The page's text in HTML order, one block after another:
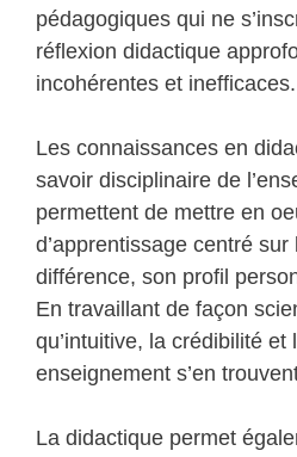
pédagogiques qui ne
réflexion didactique
incohérentes et inefficaces.
Les connaissances en
savoir disciplinaire de
permettent de mettre en
d’apprentissage centré sur
différence, son profil
En travaillant de façon
qu’intuitive, la crédibilité et
enseignement s’en
La didactique permet